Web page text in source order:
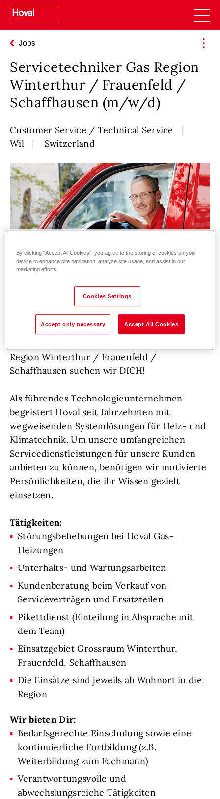
Jobs
Servicetechniker Gas Region
Winterthur / Frauenfeld /
Schaffhausen (m/w/d)
Customer Service / Technical Service
Wil
Switzerland
Region Winterthur / Frauenfeld /
Schaffhausen suchen wir DICH!
Als führendes Technologieunternehmen
begeistert Hoval seit Jahrzehnten mit
wegweisenden Systemlösungen für Heiz- und
Klimatechnik. Um unsere umfangreichen
Servicedienstleistungen für unsere Kunden
anbieten zu können, benötigen wir motivierte
Persönlichkeiten, die ihr Wissen gezielt
einsetzen.
Tätigkeiten:
Störungsbehebungen bei Hoval Gas-
Heizungen
Unterhalts- und Wartungsarbeiten
Kundenberatung beim Verkauf von
Serviceverträgen und Ersatzteilen
Pikettdienst (Einteilung in Absprache mit
dem Team)
Einsatzgebiet Grossraum Winterthur,
Frauenfeld, Schaffhausen
Die Einsätze sind jeweils ab Wohnort in die
Region
Wir bieten Dir:
Bedarfsgerechte Einschulung sowie eine
kontinuierliche Fortbildung (z.B.
Weiterbildung zum Fachmann)
Verantwortungsvolle und
abwechslungsreiche Tätigkeiten
By clicking “Accept All Cookies”, you agree to the storing of cookies on your
device to enhance site navigation, analyze site usage, and assist in our
marketing efforts.
Cookies Settings
Accept only necessary Accept All Cookies